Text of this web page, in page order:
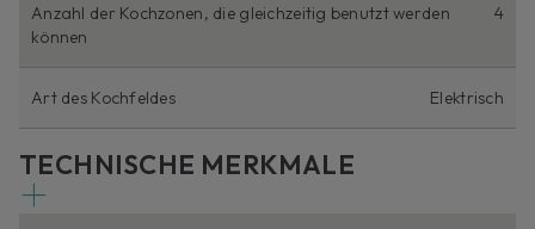
Anzahl der Kochzonen, die gleichzeitig benutzt werden
können
4
Art des Kochfeldes Elektrisch
TECHNISCHE MERKMALE